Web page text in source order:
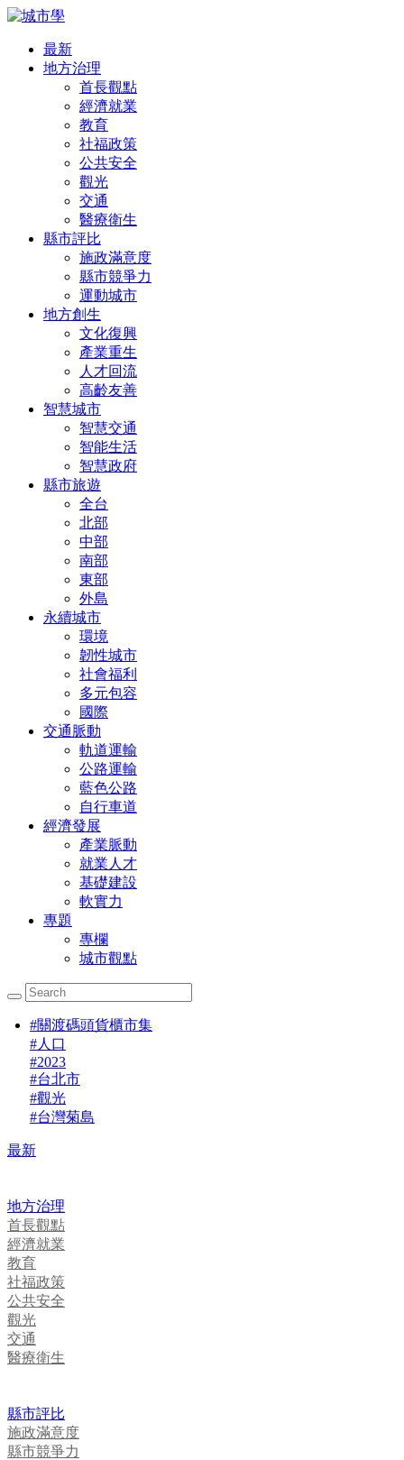
最新
地方治理
首長觀點
經濟就業
教育
社福政策
公共安全
觀光
交通
醫療衛生
縣市評比
施政滿意度
縣市競爭力
運動城市
地方創生
文化復興
產業重生
人才回流
高齡友善
智慧城市
智慧交通
智能生活
智慧政府
縣市旅遊
全台
北部
中部
南部
東部
外島
永續城市
環境
韌性城市
社會福利
多元包容
國際
交通脈動
軌道運輸
公路運輸
藍色公路
自行車道
經濟發展
產業脈動
就業人才
基礎建設
軟實力
專題
專欄
城市觀點
#關渡碼頭貨櫃市集
#人口
#2023
#台北市
#觀光
#台灣菊島
最新
地方治理
首長觀點
經濟就業
教育
社福政策
公共安全
觀光
交通
醫療衛生
縣市評比
施政滿意度
縣市競爭力